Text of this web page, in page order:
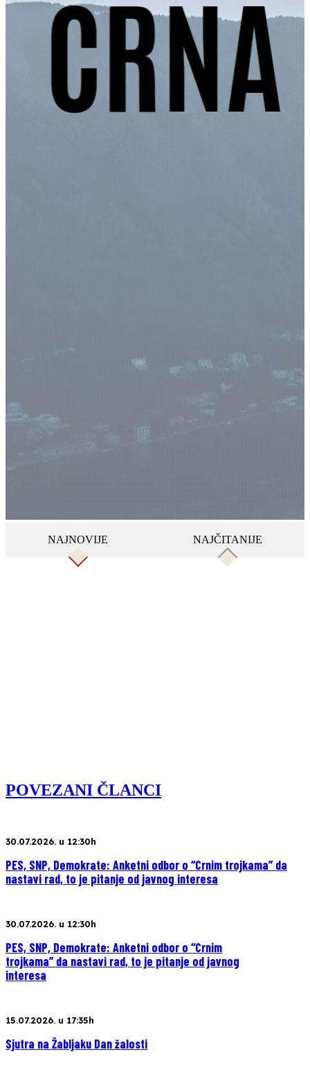
NAJNOVIJE NAJČITANIJE
POVEZANI ČLANCI
30.07.2026. u 12:30h
PES, SNP, Demokrate: Anketni odbor o “Crnim trojkama” da
nastavi rad, to je pitanje od javnog interesa
30.07.2026. u 12:30h
PES, SNP, Demokrate: Anketni odbor o “Crnim
trojkama” da nastavi rad, to je pitanje od javnog
interesa
15.07.2026. u 17:35h
Sjutra na Žabljaku Dan žalosti